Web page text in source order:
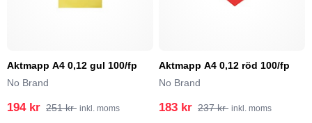
Aktmapp A4 0,12 gul 100/fp
No Brand
194 kr 251 kr inkl. moms
Aktmapp A4 0,12 röd 100/fp
No Brand
183 kr 237 kr inkl. moms